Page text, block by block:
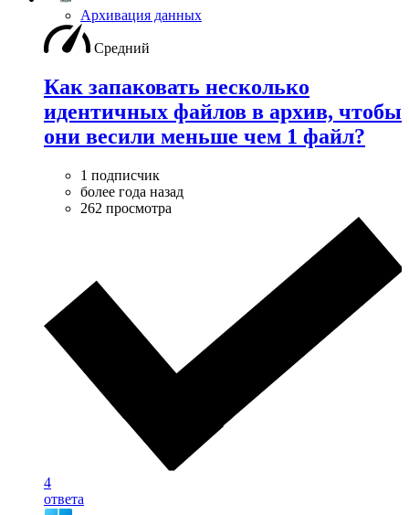
Архивация данных
Средний
Как запаковать несколько
идентичных файлов в архив, чтобы
они весили меньше чем 1 файл?
1 подписчик
более года назад
262 просмотра
4
ответа